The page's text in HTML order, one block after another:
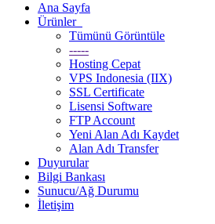
Ana Sayfa
Ürünler
Tümünü Görüntüle
-----
Hosting Cepat
VPS Indonesia (IIX)
SSL Certificate
Lisensi Software
FTP Account
Yeni Alan Adı Kaydet
Alan Adı Transfer
Duyurular
Bilgi Bankası
Sunucu/Ağ Durumu
İletişim